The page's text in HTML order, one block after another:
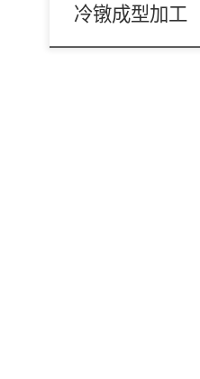
冷镦成型加工